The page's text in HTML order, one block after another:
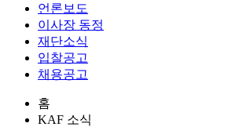
언론보도
이사장 동정
재단소식
입찰공고
채용공고
홈
KAF 소식